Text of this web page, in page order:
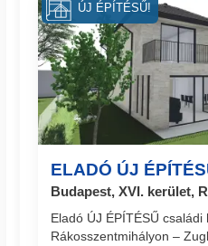
ELADÓ ÚJ
Budapest, XVI. kerület,
Eladó ÚJ ÉPÍTÉSŰ családi
Rákosszentmihályon –
ÚJ ÉPÍTÉSŰ!